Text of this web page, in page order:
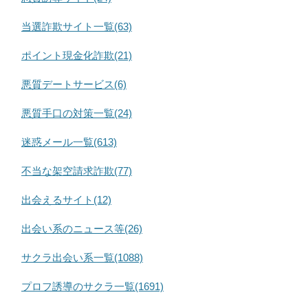
当選詐欺サイト一覧(63)
ポイント現金化詐欺(21)
悪質デートサービス(6)
悪質手口の対策一覧(24)
迷惑メール一覧(613)
不当な架空請求詐欺(77)
出会えるサイト(12)
出会い系のニュース等(26)
サクラ出会い系一覧(1088)
プロフ誘導のサクラ一覧(1691)